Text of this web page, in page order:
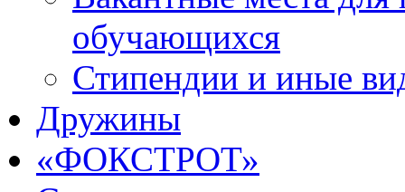
обучающихся
Стипендии и иные
Дружины
«ФОКСТРОТ»